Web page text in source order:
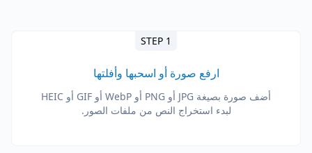
STEP 1
ارفع صورة أو اسحبها وأفلتها
أضف صورة بصيغة JPG أو PNG أو WebP أو GIF أو HEIC
لبدء استخراج النص من ملفات الصور.